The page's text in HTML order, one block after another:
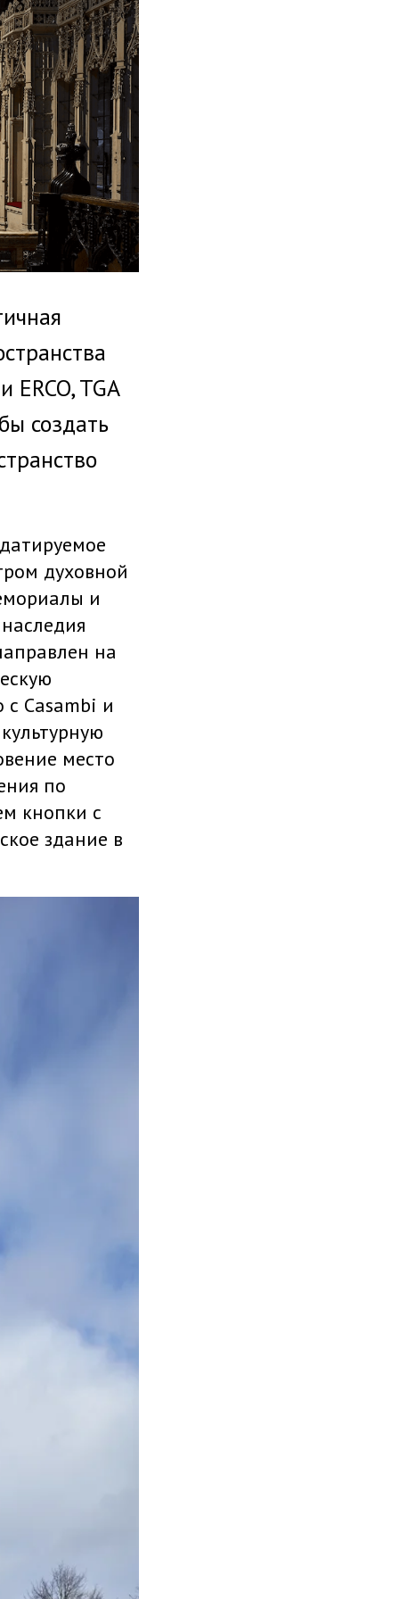
TGA
создать
духовной
и
на
с Casambi и
место
по
кнопки с
здание в